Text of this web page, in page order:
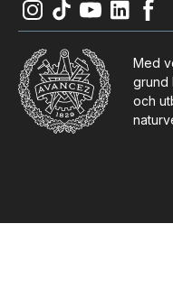
Instagram
(Öppnas i ny flik)
Tiktok
(Öppnas i ny flik
Youtube
(Öppnas i
LinkedIn
( (
Med
grund
och